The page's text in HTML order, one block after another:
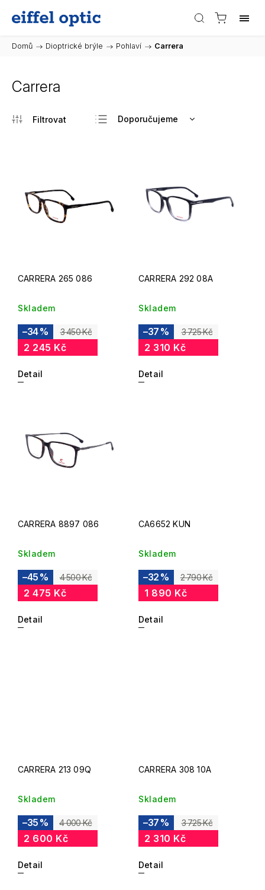
Domů / Dioptrické brýle / Pohlaví / Carrera
Carrera
Doporučujeme
Abecedně
CARRERA 265 086
Skladem
3 450 Kč
–34 %
2 245 Kč
Detail
CARRERA 292 08A
Skladem
3 725 Kč
–37 %
2 310 Kč
Detail
CARRERA 8897 086
Skladem
4 500 Kč
–45 %
2 475 Kč
Detail
CA6652 KUN
Skladem
2 790 Kč
–32 %
1 890 Kč
Detail
CARRERA 213 09Q
Skladem
4 000 Kč
–35 %
2 600 Kč
Detail
CARRERA 308 10A
Skladem
3 725 Kč
–37 %
2 310 Kč
Detail